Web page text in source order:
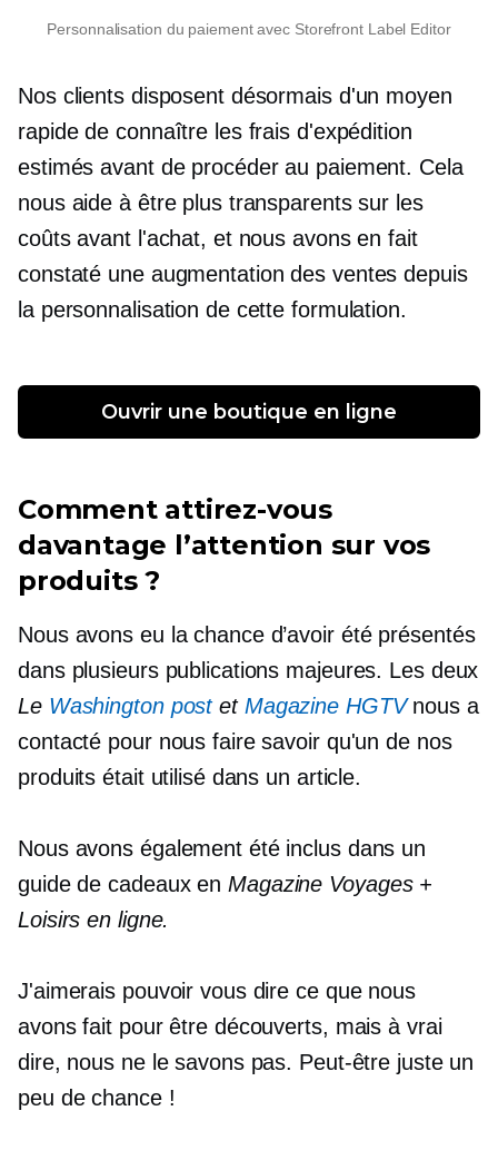
Personnalisation du paiement avec Storefront Label Editor
Nos clients disposent désormais d'un moyen
rapide de connaître les frais d'expédition
estimés avant de procéder au paiement. Cela
nous aide à être plus transparents sur les
coûts avant l'achat, et nous avons en fait
constaté une augmentation des ventes depuis
la personnalisation de cette formulation.
Ouvrir une boutique en ligne
Comment attirez-vous
davantage l’attention sur vos
produits ?
Nous avons eu la chance d’avoir été présentés
dans plusieurs publications majeures. Les deux
Le Washington postet Magazine HGTVnous a
contacté pour nous faire savoir qu'un de nos
produits était utilisé dans un article.
Nous avons également été inclus dans un
guide de cadeaux en Magazine Voyages +
Loisirs en ligne.
J'aimerais pouvoir vous dire ce que nous
avons fait pour être découverts, mais à vrai
dire, nous ne le savons pas. Peut-être juste un
peu de chance !